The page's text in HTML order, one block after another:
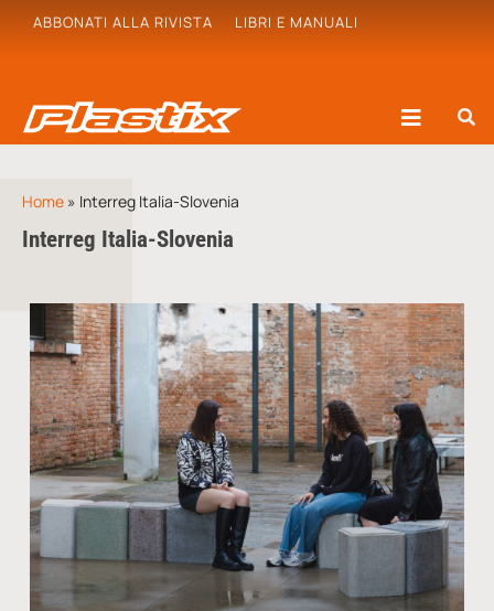
ABBONATI ALLA RIVISTA LIBRI E MANUALI
Home » Interreg Italia-Slovenia
Interreg Italia-Slovenia